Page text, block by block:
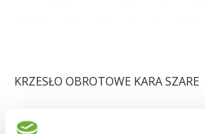
KRZESŁO OBROTOWE KARA SZARE
1 004,83 zł